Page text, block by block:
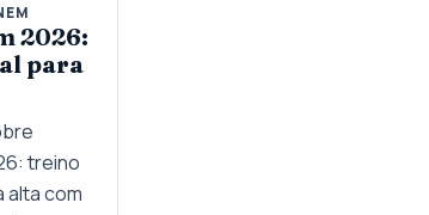
2026:
para
treino
alta com